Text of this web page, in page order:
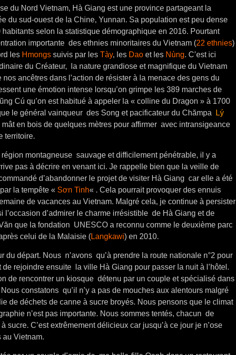
du Nord Vietnam, Hà Giang est une province partageant la
du sud-ouest de la Chine, Yunnan. Sa population est peu dense
selon la statistique démographique en 2016. Pourtant
importante des ethnies minoritaires du Vietnam (22 ethnies)
les Hmongs suivis par les Tày, les Dao et les Nùng. C’est ici
du Créateur, la nature grandiose et magnifique du Vietnam
ancêtres dans l’action de résister à la menace des gens du
une émotion intense lorsqu’on grimpe les 389 marches de
Cú qu’on est habitué à appeler la « colline du Dragon » à 1700
le général vainqueur des Song et pacificateur du Chămpa
Lý
en bois de quelques mètres pour affirmer avec intransigeance
territoire.
région montagneuse sauvage et difficilement pénétrable, il y a
pas à décrire en venant ici. Je rappelle bien que la veille de
d’abandonner le projet de visiter Hà Giang car elle a été
la tempête « Sơn Tinh« . Cela pourrait provoquer des ennuis
de vacances au Vietnam. Malgré cela, je continue à persister
l’occasion d’admirer le charme irrésistible de Hà Giang et de
que la fondation UNESCO a reconnu comme le deuxième parc
celui de la Malaisie (Langkawi) en 2010.
du départ. Nous n’avons qu’à prendre la route nationale n°2 pour
de rejoindre ensuite la ville Hà Giang pour passer la nuit à l’hôtel.
de rencontrer un kiosque détenu par un couple et spécialisé dans
constatons qu’il n’y a pas de mouches aux alentours malgré
de déchets de canne à sucre broyés. Nous pensons que le climat
n’est pas importante. Nous sommes tentés, chacun de
sucre. C’est extrêmement délicieux car jusqu’à ce jour je n’ose
au Vietnam.